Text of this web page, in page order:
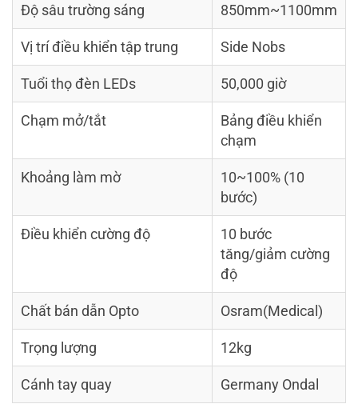
Độ sâu trường sáng 850mm~1100mm
Vị trí điều khiển tập trung Side Nobs
Tuổi thọ đèn LEDs 50,000 giờ
Chạm mở/tắt
Bảng điều khiển
chạm
Khoảng làm mờ
10~100% (10
bước)
Điều khiển cường độ
10 bước
tăng/giảm cường
độ
Chất bán dẫn Opto Osram(Medical)
Trọng lượng 12kg
Cánh tay quay Germany Ondal